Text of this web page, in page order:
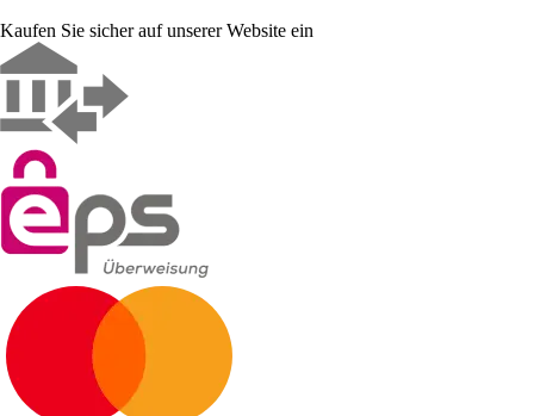
Kaufen Sie sicher auf unserer Website ein